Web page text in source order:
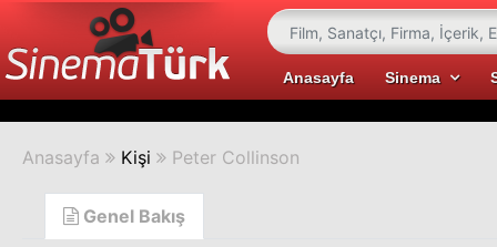
Anasayfa Sinema
Anasayfa Kişi Peter Collinson
Genel Bakış